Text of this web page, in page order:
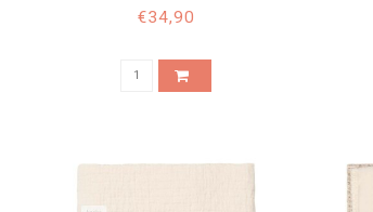
- WARM WHITE 128
€34,90